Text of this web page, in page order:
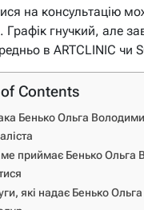
на консультацію
Графік гнучкий, але
в ARTCLINIC чи
Contents
Бенько Ольга
приймає Бенько Ольга
які надає Бенько